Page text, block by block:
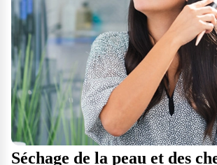
Séchage de la peau et des
Gaspillage des produits
Canalisation et appareils